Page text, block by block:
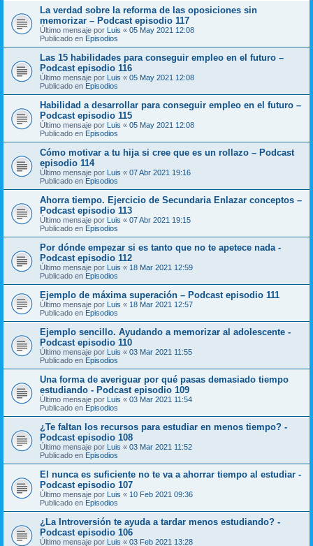
La verdad sobre la reforma de las oposiciones sin
memorizar – Podcast episodio 117
Último mensaje por Luis « 05 May 2021 12:08
Publicado en Episodios
Las 15 habilidades para conseguir empleo en el futuro –
Podcast episodio 116
Último mensaje por Luis « 05 May 2021 12:08
Publicado en Episodios
Habilidad a desarrollar para conseguir empleo en el futuro –
Podcast episodio 115
Último mensaje por Luis « 05 May 2021 12:08
Publicado en Episodios
Cómo motivar a tu hija si cree que es un rollazo – Podcast
episodio 114
Último mensaje por Luis « 07 Abr 2021 19:16
Publicado en Episodios
Ahorra tiempo. Ejercicio de Secundaria Enlazar conceptos –
Podcast episodio 113
Último mensaje por Luis « 07 Abr 2021 19:15
Publicado en Episodios
Por dónde empezar si es tanto que no te apetece nada -
Podcast episodio 112
Último mensaje por Luis « 18 Mar 2021 12:59
Publicado en Episodios
Ejemplo de máxima superación – Podcast episodio 111
Último mensaje por Luis « 18 Mar 2021 12:57
Publicado en Episodios
Ejemplo sencillo. Ayudando a memorizar al adolescente -
Podcast episodio 110
Último mensaje por Luis « 03 Mar 2021 11:55
Publicado en Episodios
Una forma de averiguar por qué pasas demasiado tiempo
estudiando - Podcast episodio 109
Último mensaje por Luis « 03 Mar 2021 11:54
Publicado en Episodios
¿Te faltan los recursos para estudiar en menos tiempo? -
Podcast episodio 108
Último mensaje por Luis « 03 Mar 2021 11:52
Publicado en Episodios
El nunca es suficiente no te va a ahorrar tiempo al estudiar -
Podcast episodio 107
Último mensaje por Luis « 10 Feb 2021 09:36
Publicado en Episodios
¿La Introversión te ayuda a tardar menos estudiando? -
Podcast episodio 106
Último mensaje por Luis « 03 Feb 2021 13:28